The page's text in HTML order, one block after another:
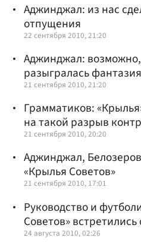
Аджинджал: из нас
отпущения
22 сентября 2010, 21:20
Аджинджал:
разыгралась фантазия
21 сентября 2010, 21:20
Грамматиков:
на такой разрыв
21 сентября 2010, 20:20
Аджинджал,
«Крылья Советов»
21 сентября 2010, 17:01
Руководство и
Советов»
24 августа 2010, 02:26